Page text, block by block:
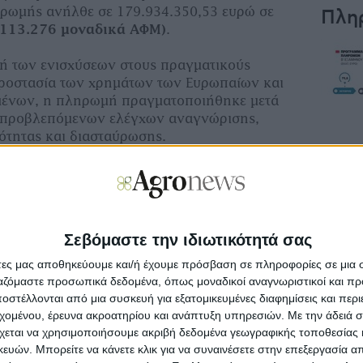
Σεβόμαστε την ιδιωτικότητά σας
μας αποθηκεύουμε και/ή έχουμε πρόσβαση σε πληροφορίες σε
προσωπικά δεδομένα, όπως μοναδικοί αναγνωριστικοί και
από μια συσκευή για εξατομικευμένες διαφημίσεις και
έρευνα ακροατηρίου και ανάπτυξη υπηρεσιών. Με την άδειά
να χρησιμοποιήσουμε ακριβή δεδομένα γεωγραφικής τοποθεσίας
Μπορείτε να κάνετε κλικ για να συναινέσετε στην επεξεργασία
ανήλθε σε 179.934.350,53 ευρώ σε
μοναδικά ΑΦΜ)
των ενισχύσεων στους πραγματικούς
των χρημάτων των Ευρωπαίων και
η πληρωμή πραγματοποιήθηκε μετά
ελέγχων αναγνώρισης,
και διασταύρωσης.
μεταξύ άλλων:
Στήριξη για τη Βιωσιμότητα
Εισοδηματική Στήριξη
Στήριξη για Γεωργούς Νεαρής
ECO1 και ECO7
φυτικής παραγωγής